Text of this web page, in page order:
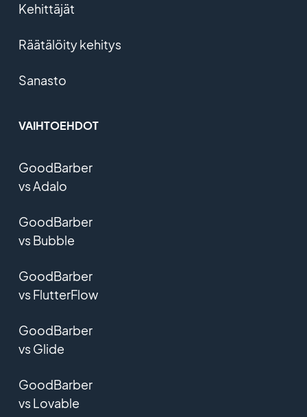
Kehittäjät
Räätälöity kehitys
Sanasto
VAIHTOEHDOT
GoodBarber
vs Adalo
GoodBarber
vs Bubble
GoodBarber
vs FlutterFlow
GoodBarber
vs Glide
GoodBarber
vs Lovable